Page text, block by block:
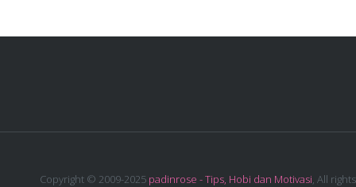
Copyright © 2009-2025 padinrose - Tips, Hobi dan Motivasi, All rights